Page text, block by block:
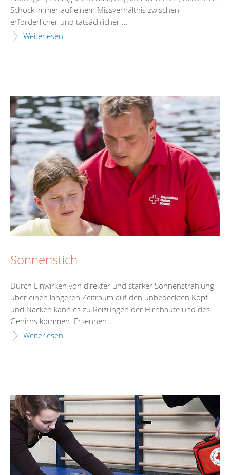
Schock immer auf einem Missverhältnis zwischen
erforderlicher und tatsächlicher ...
Weiterlesen
Sonnenstich
Durch Einwirken von direkter und starker Sonnenstrahlung
über einen längeren Zeitraum auf den unbedeckten Kopf
und Nacken kann es zu Reizungen der Hirnhäute und des
Gehirns kommen. Erkennen...
Weiterlesen